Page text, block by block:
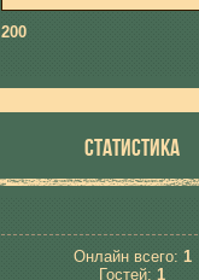
200
СТАТИСТИКА
Онлайн всего: 1
Гостей:1